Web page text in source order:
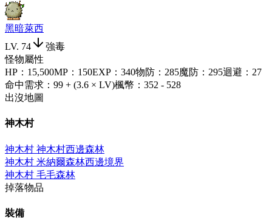
黑暗萊西
LV. 74
強毒
怪物屬性
HP ： 15,500MP ： 150EXP ： 340物防 ： 285魔防 ： 295迴避 ： 27
命中需求 ： 99 + (3.6 × LV)楓幣 ： 352 - 528
出沒地圖
神木村
神木村 神木村西邊森林
神木村 米納爾森林西邊境界
神木村 毛毛森林
掉落物品
裝備